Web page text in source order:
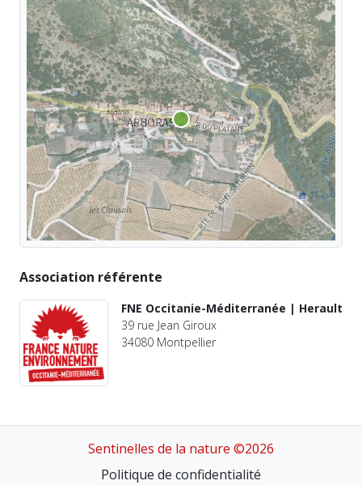
Association référente
FNE Occitanie-Méditerranée | Herault
39 rue Jean Giroux
34080 Montpellier
Sentinelles de la nature ©2026
Politique de confidentialité